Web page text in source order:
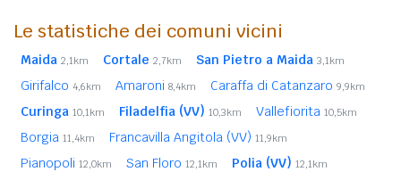
Le statistiche dei comuni vicini
Maida 2,1km Cortale 2,7km San Pietro a Maida 3,1km
Girifalco 4,6km Amaroni 8,4km Caraffa di Catanzaro 9,9km
Curinga 10,1km Filadelfia (VV) 10,3km Vallefiorita 10,5km
Borgia 11,4km Francavilla Angitola (VV) 11,9km
Pianopoli 12,0km San Floro 12,1km Polia (VV) 12,1km